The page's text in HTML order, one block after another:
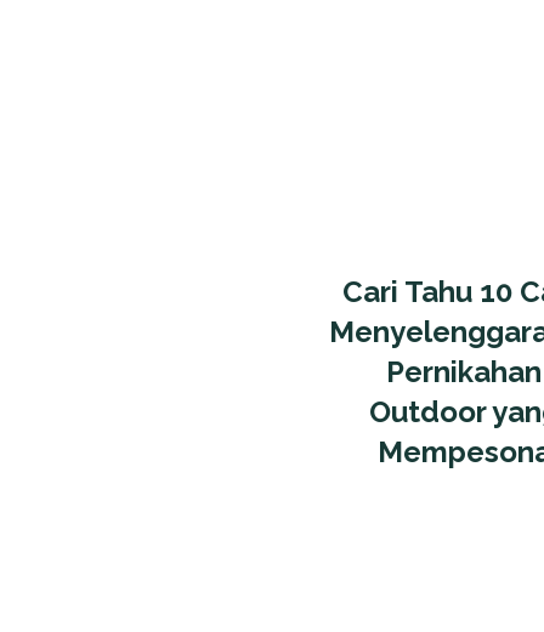
Cari Tahu 10
Pernikahan
Outdoor